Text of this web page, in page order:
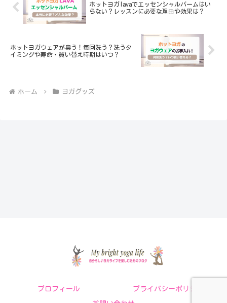
ホットヨガlavaでエッセンシャルバームはい
らない？レッスンに必要な理由や効果は？
ホットヨガウェアが臭う！毎回洗う？洗うタ
イミングや寿命・買い替え時期はいつ？
ホーム ヨガグッズ
プロフィール プライバシーポリシー